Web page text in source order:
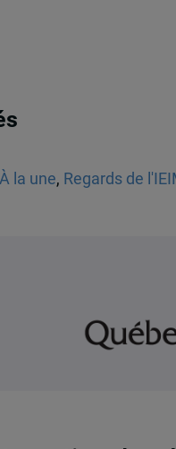
la une, Regards de